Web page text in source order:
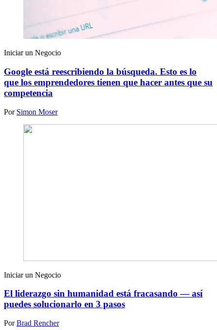
Iniciar un Negocio
Google está reescribiendo la búsqueda. Esto es lo
que los emprendedores tienen que hacer antes que su
competencia
Por Simon Moser
Iniciar un Negocio
El liderazgo sin humanidad está fracasando — así
puedes solucionarlo en 3 pasos
PorBrad Rencher